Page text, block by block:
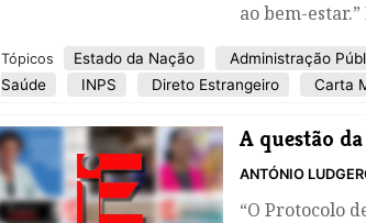
ao bem-
Tópicos Estado da Nação Administração
Saúde
INPS Direto Estrangeiro Carta
A questão
ANTÓNIO
“O Protocolo